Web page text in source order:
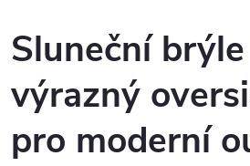
Sluneční
výrazný
pro moderní